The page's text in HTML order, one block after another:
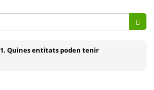
1. Quines entitats poden tenir